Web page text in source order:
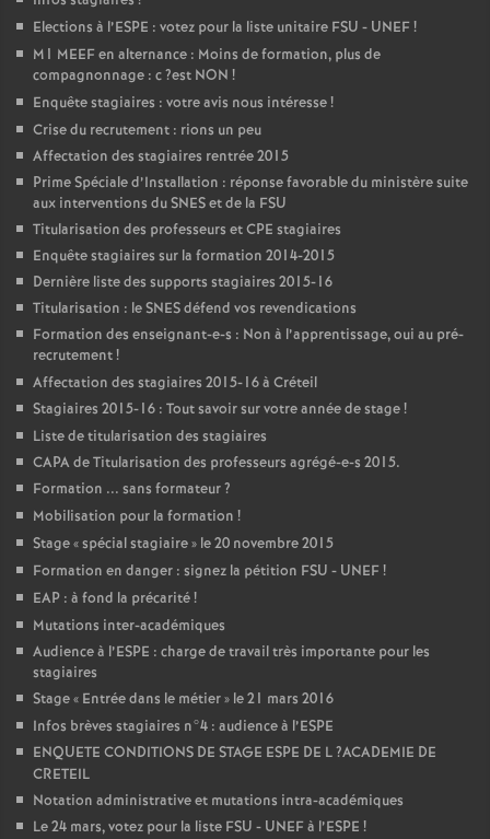
Elections à l’ESPE : votez pour la liste unitaire FSU - UNEF!
M1 MEEFen alternance : Moins de formation, plus de
compagnonnage : c?est NON !
Enquête stagiaires : votre avis nous intéresse!
Crise du recrutement : rions un peu
Affectation des stagiaires rentrée 2015
Prime Spéciale d’Installation : réponse favorable du ministère suite
aux interventions duSNESet de la FSU
Titularisation des professeurs etCPE stagiaires
Enquête stagiaires sur la formation 2014-2015
Dernière liste des supports stagiaires 2015-16
Titularisation : leSNESdéfend vos revendications
Formation des enseignant-e-s : Non à l’apprentissage, oui au pré-
recrutement!
Affectation des stagiaires 2015-16 à Créteil
Stagiaires 2015-16 : Tout savoir sur votre année de stage!
Liste de titularisation des stagiaires
CAPAde Titularisation des professeurs agrégé-e-s 2015.
Formation ... sans formateur?
Mobilisation pour la formation !
Stage «spécial stagiaire» le 20 novembre 2015
Formation en danger : signez la pétition FSU - UNEF!
EAP : à fond la précarité!
Mutations inter-académiques
Audience à l’ESPE : charge de travail très importante pour les
stagiaires
Stage « Entrée dans le métier» le 21 mars 2016
Infos brèves stagiaires n°4 : audience à l’ESPE
ENQUETE CONDITIONS DE STAGE ESPE DE L?ACADEMIE DE
CRETEIL
Notation administrative et mutations intra-académiques
Le 24 mars, votez pour la liste FSU - UNEFà l’ESPE !